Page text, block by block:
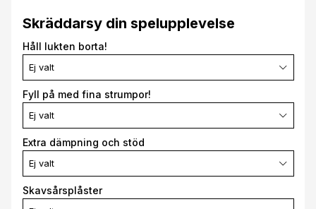
Skräddarsy din spelupplevelse
Håll lukten borta!
Ej valt
Fyll på med fina strumpor!
Ej valt
Extra dämpning och stöd
Ej valt
Skavsårsplåster